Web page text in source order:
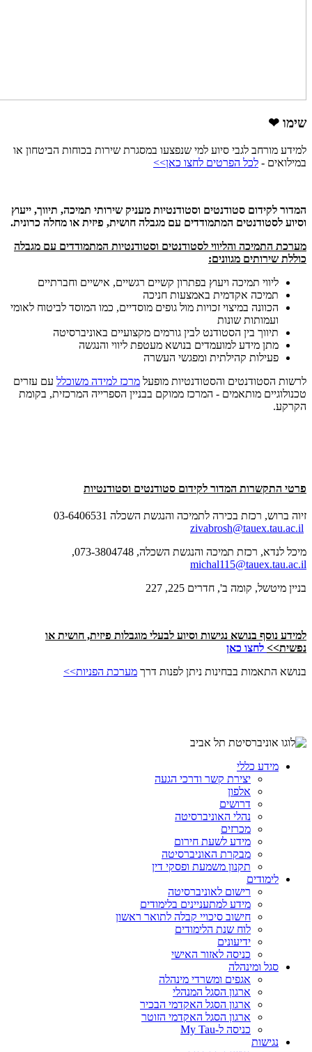
שימו ❤
למידע מורחב לגבי סיוע למי שנפצעו במסגרת שירות בכוחות הביטחון או
במילואים - לכל הפרטים לחצו כאן>>
המדור לקידום סטודנטים וסטודנטיות מעניק שירותי תמיכה, תיווך, ייעוץ
וסיוע לסטודנטים המתמודדים עם מגבלה חושית, פיזית או מחלה כרונית.
מערכת התמיכה והליווי לסטודנטים וסטודנטיות המתמודדים עם מגבלה
כוללת שירותים מגוונים:
ליווי תמיכה ויעוץ בפתרון קשיים רגשיים, אישיים וחברתיים
תמיכה אקדמית באמצעות חניכה
הכוונה במיצוי זכויות מול גופים מוסדיים, כמו המוסד לביטוח לאומי
ועמותות שונות
תיווך בין הסטודנט לבין גורמים מקצועיים באוניברסיטה
מתן מידע למועמדים בנושא מעטפת ליווי והנגשה
פעילות קהילתית ומפגשי העשרה
לרשות הסטודנטים והסטודנטיות מופעל מרכז למידה משוכלל עם עזרים
טכנולוגיים מותאמים - המרכז ממוקם בבניין הספרייה המרכזית, בקומת
הקרקע.
פרטי התקשרות המדור לקידום סטודנטים וסטודנטיות
זיוה ברוש, רכזת בכירה לתמיכה והנגשת השכלה 03-6406531
zivabrosh@tauex.tau.ac.il
מיכל לנדא, רכזת תמיכה והנגשת השכלה, 073-3804748,
michal115@tauex.tau.ac.il
בניין מיטשל, קומה ב', חדרים 225, 227
למידע נוסף בנושא נגישות וסיוע לבעלי מוגבלות פיזית, חושית או
נפשית>> לחצו כאן
בנושא התאמות בבחינות ניתן לפנות דרך מערכת הפניות>>
מידע כללי
יצירת קשר ודרכי הגעה
אלפון
דרושים
נהלי האוניברסיטה
מכרזים
מידע לשעת חירום
מבקרת האוניברסיטה
תקנון משמעת ופסקי דין
לימודים
רישום לאוניברסיטה
מידע למתעניינים בלימודים
חישוב סיכויי קבלה לתואר ראשון
לוח שנת הלימודים
ידיעונים
כניסה לאזור האישי
סגל ומינהלה
אגפים ומשרדי מינהלה
ארגון הסגל המנהלי
ארגון הסגל האקדמי הבכיר
ארגון הסגל האקדמי הזוטר
כניסה ל-My Tau
נגישות